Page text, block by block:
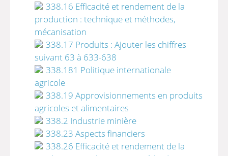
338.16 Efficacité et rendement de la
production : technique et méthodes,
mécanisation
338.17 Produits : Ajouter les chiffres
suivant 63 à 633-638
338.181 Politique internationale
agricole
338.19 Approvisionnements en produits
agricoles et alimentaires
338.2 Industrie minière
338.23 Aspects financiers
338.26 Efficacité et rendement de la